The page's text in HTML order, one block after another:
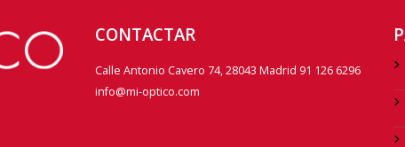
CONTACTAR
Calle Antonio Cavero 74, 28043 Madrid 91 126 6296
info@mi-optico.com